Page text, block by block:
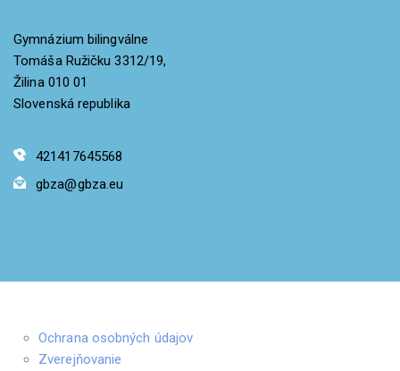
Gymnázium bilingválne
Tomáša Ružičku 3312/19,
Žilina 010 01
Slovenská republika
421417645568
gbza@gbza.eu
Ochrana osobných údajov
Zverejňovanie